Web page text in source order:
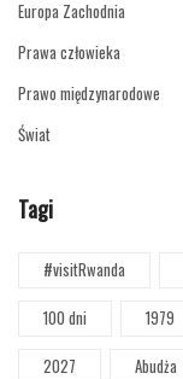
Europa Zachodnia
Prawa człowieka
Prawo międzynarodowe
Świat
Tagi
#visitRwanda
100 dni
1979
2027
Abudża